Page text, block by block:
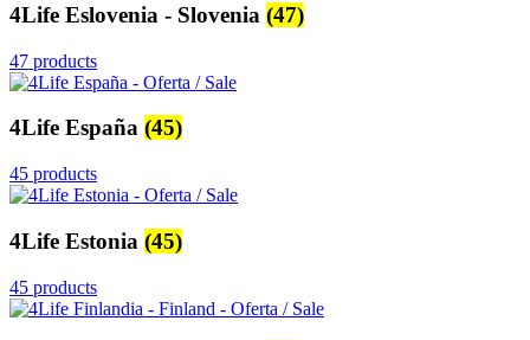
4Life Eslovenia - Slovenia (47)
47 products
4Life España (45)
45 products
4Life Estonia (45)
45 products